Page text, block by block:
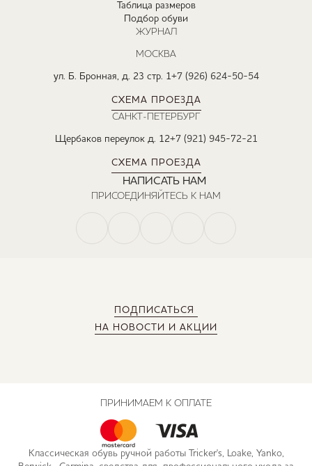
ПОДПИСАТЬСЯ
НА НОВОСТИ И АКЦИИ
Таблица размеров
Подбор обуви
ЖУРНАЛ
МОСКВА
ул. Б. Бронная, д. 23 стр. 1+7 (926) 624-50-54
СХЕМА ПРОЕЗДА
САНКТ-ПЕТЕРБУРГ
Щербаков переулок д. 12+7 (921) 945-72-21
СХЕМА ПРОЕЗДА
НАПИСАТЬ НАМ
ПРИСОЕДИНЯЙТЕСЬ К НАМ
Классическая обувь ручной работы Tricker's, Loake, Yanko,
ПРИНИМАЕМ К ОПЛАТЕ